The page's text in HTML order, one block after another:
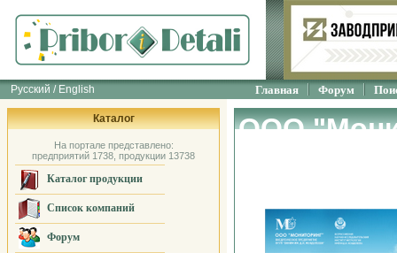
Русский / English Главная Форум
Каталог
На портале представлено:
предприятий 1738, продукции 13738
Каталог продукции
Список компаний
Форум
ООО